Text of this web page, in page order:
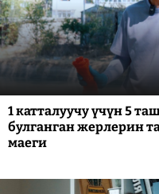
1 катталуучу үчүн 5
булганган жерлерин
маеги